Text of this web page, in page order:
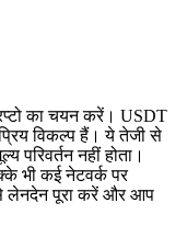
का चयन करें। USDT
विकल्प हैं। ये तेजी से
नहीं होता।
भी कई नेटवर्क पर
लेनदेन पूरा करें और आप